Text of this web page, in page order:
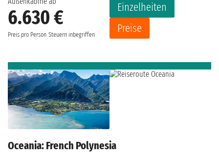
6.630 €
Preis pro Person Steuern inbegriffen
Einzelheiten
Preise
Oceania: French Polynesia